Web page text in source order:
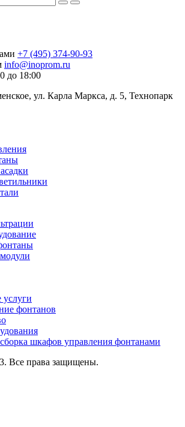
+7 (495) 374-90-93
info@inoprom.ru
до 18:00
ул. Карла Маркса, д. 5, Технопарк
фонтанов
шкафов управления фонтанами
Все права защищены.